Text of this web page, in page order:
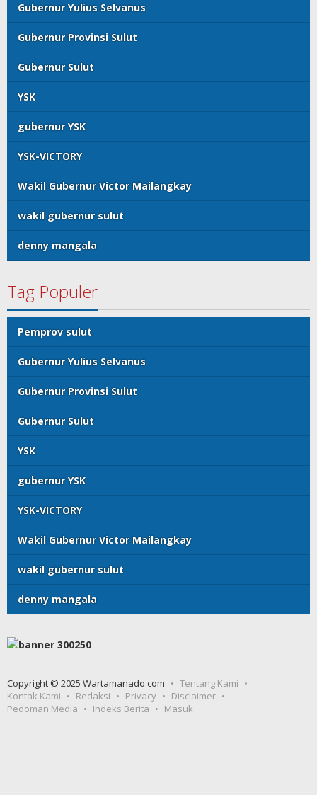
Gubernur Yulius Selvanus
Gubernur Provinsi Sulut
Gubernur Sulut
YSK
gubernur YSK
YSK-VICTORY
Wakil Gubernur Victor Mailangkay
wakil gubernur sulut
denny mangala
Tag Populer
Pemprov sulut
Gubernur Yulius Selvanus
Gubernur Provinsi Sulut
Gubernur Sulut
YSK
gubernur YSK
YSK-VICTORY
Wakil Gubernur Victor Mailangkay
wakil gubernur sulut
denny mangala
Copyright © 2025 Wartamanado.com
Tentang Kami
Kontak Kami
Redaksi Privacy
Disclaimer
Pedoman Media
Indeks Berita Masuk